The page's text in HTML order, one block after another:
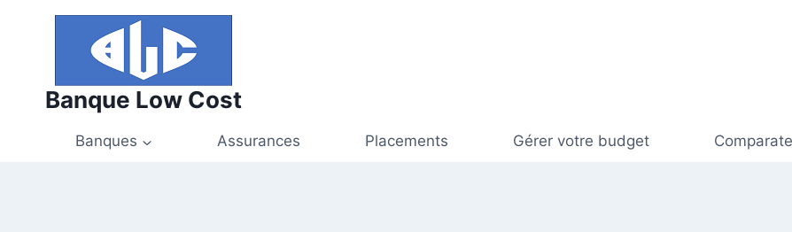
Banque Low Cost
Banques Assurances Placements Gérer votre budget